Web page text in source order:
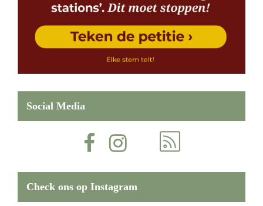
Social Media
Check ons op Instagram